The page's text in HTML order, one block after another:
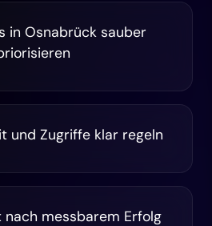
in Osnabrück sauber
und Zugriffe klar regeln
nach messbarem Erfolg